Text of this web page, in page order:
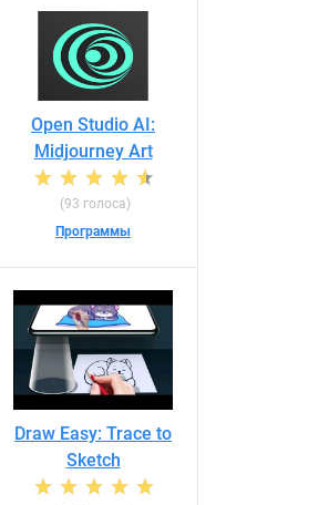
Open Studio AI:
Midjourney Art
(93 голоса)
Программы
Draw Easy: Trace to
Sketch